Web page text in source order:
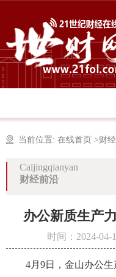
当前位置: 在线首页 >财
Caijingqianyan
财经前沿
办公新质生产
时间：2024-
4月9日，金山办公